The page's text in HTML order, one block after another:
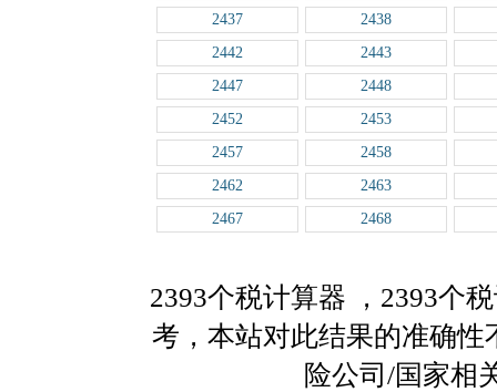
2437
2438
2442
2443
2447
2448
2452
2453
2457
2458
2462
2463
2467
2468
2393个税计算器
，2393个
考，本站对此结果的准确
险公司/国家相